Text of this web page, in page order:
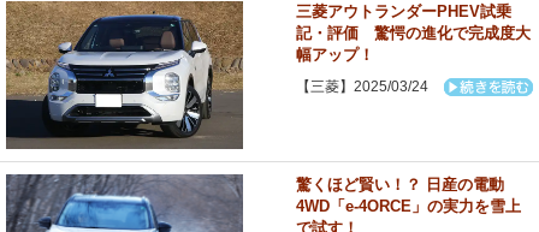
三菱アウトランダーPHEV試乗
記・評価 驚愕の進化で完成度大
幅アップ！
【三菱】2025/03/24
驚くほど賢い！？ 日産の電動
4WD「e-4ORCE」の実力を雪上
で試す！